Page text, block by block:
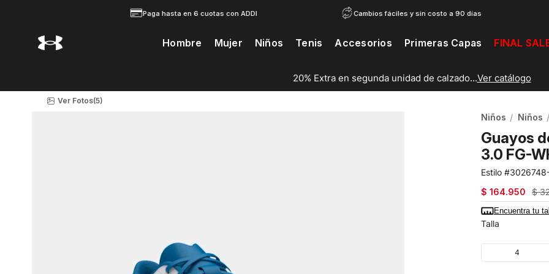
Paga hasta en 6 cuotas con ADDI Cambios fáciles y sin costo a 90 días
Hombre Mujer Niños Tenis Accesorios Primeras Capas FINAL
20% Extra en segunda unidad de calzado...Ver catálogo
Ver Fotos(5)
Niños Niños
Guayos
3.0 FG-
$ 164.950 $
Encuentra tu
Talla
4